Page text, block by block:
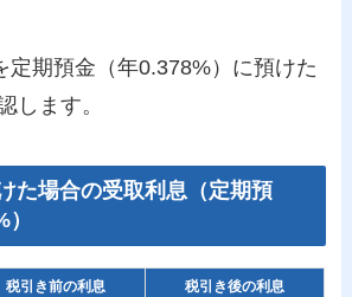
定期預金（年0.378%）に預けた
します。
た場合の受取利息（定期預
税引き前の利息 税引き後の利息